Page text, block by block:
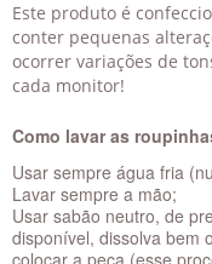
Este produto é
conter pequenas
ocorrer variações de
cada monitor!
Como lavar as
Usar sempre água fria
Lavar sempre a mão;
Usar sabão neutro, de
disponível, dissolva bem
colocar a peça (esse